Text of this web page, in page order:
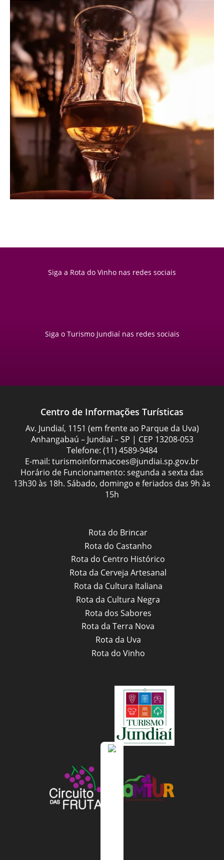
Siga a Rota do Vinho nas redes sociais
Siga o Turismo Jundiaí nas redes sociais
Rota do Brincar
Rota do Castanho
Rota do Centro Histórico
Rota da Cerveja Artesanal
Rota da Cultura Italiana
Rota da Cultura Negra
Rota dos Sabores
Rota da Terra Nova
Rota da Uva
Rota do Vinho
Centro de Informações Turísticas
Av. Jundiaí, 1151 (em frente ao Parque da Uva)
Anhangabaú – Jundiaí – SP | CEP 13208-053
Telefone: (11) 4589-9484
E-mail: turismoinformacoes@jundiai.sp.gov.br
Horário de Funcionamento: segunda a sexta das
13h30 às 18h. Sábado, domingo e feriados das 9h às
15h